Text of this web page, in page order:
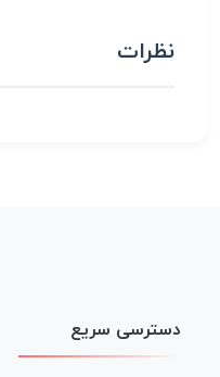
نظرات
دسترسی سریع